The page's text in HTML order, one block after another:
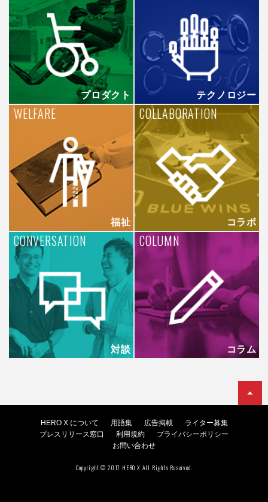
プロダクト テクノロジー
福祉
WELFARE
コラボ
COLLABORATION
対談
CONVERSATION
コラム
COLUMN
HERO X について 用語集 広告掲載
ライター募集
プレスリリース窓口
利用規約
プライバシーポリシー
お問い合わせ
Copyright © 2017 HERO X All Rights Reserved.